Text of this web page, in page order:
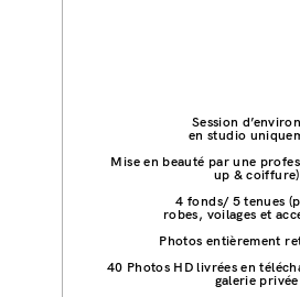
Session
en studio
Mise en beauté par une
up & coiffure)
4 fonds/ 5 tenues
robes, voilages et
Photos entièrement
40 Photos HD livrées en
galerie privée